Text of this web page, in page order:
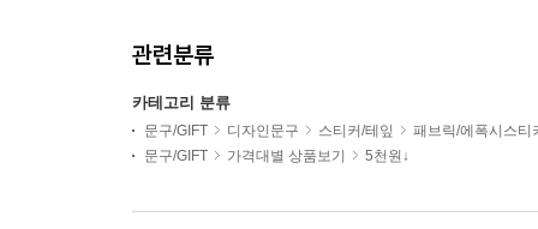
관련분류
카테고리 분류
문구/GIFT 디자인문구 스티커/테잎
패브릭/에폭시스티
문구/GIFT
가격대별 상품보기 5천원↓